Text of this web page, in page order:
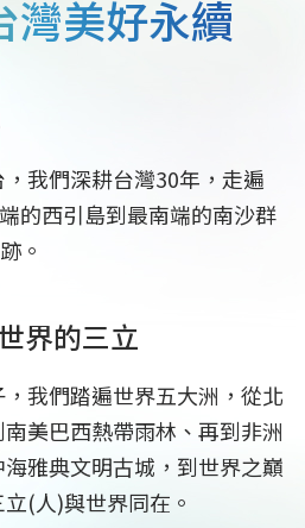
灣美好永續
我們深耕台灣30年，走遍
的西引島到最南端的南沙群
。
界的三立
我們踏遍世界五大洲，從北
美巴西熱帶雨林、再到非洲
雅典文明古城，到世界之巔
(人)與世界同在。